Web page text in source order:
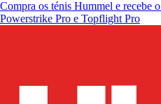
Compra os ténis Hummel e recebe o
Powerstrike Pro e Topflight Pro